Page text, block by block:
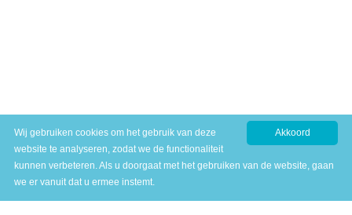
Akkoord
Wij gebruiken cookies om het gebruik van deze
website te analyseren, zodat we de functionaliteit
kunnen verbeteren. Als u doorgaat met het gebruiken van de website, gaan
we er vanuit dat u ermee instemt.